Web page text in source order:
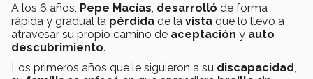
A los 6 años, Pepe Macías, desarrolló de forma
rápida y gradual la pérdida de la vista que lo llevó a
atravesar su propio camino de aceptación y auto
descubrimiento.
Los primeros años que le siguieron a su discapacidad,